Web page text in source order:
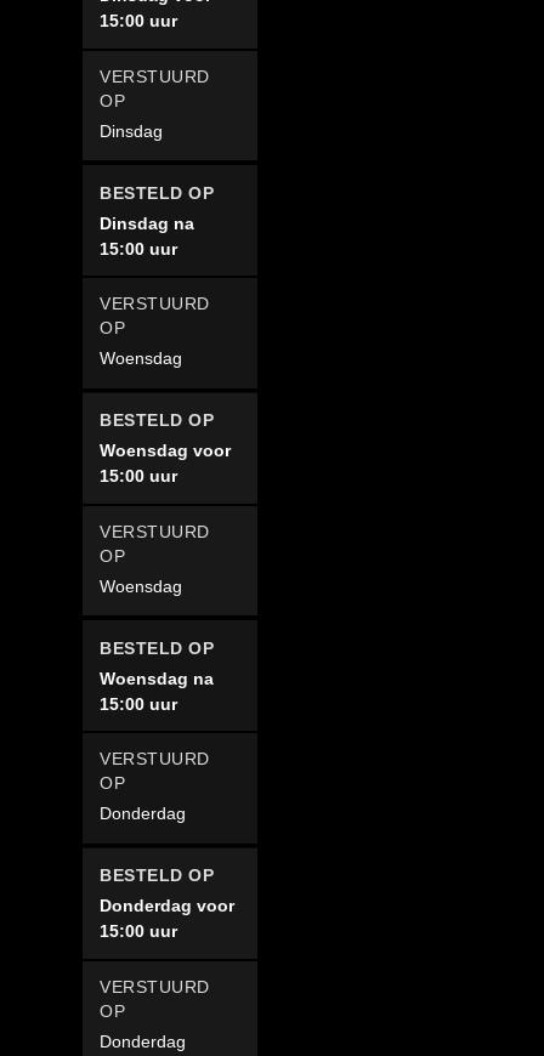
15:00 uur
Dinsdag
Dinsdag na
15:00 uur
Woensdag
Woensdag voor
15:00 uur
Woensdag
Woensdag na
15:00 uur
Donderdag
Donderdag voor
15:00 uur
Donderdag